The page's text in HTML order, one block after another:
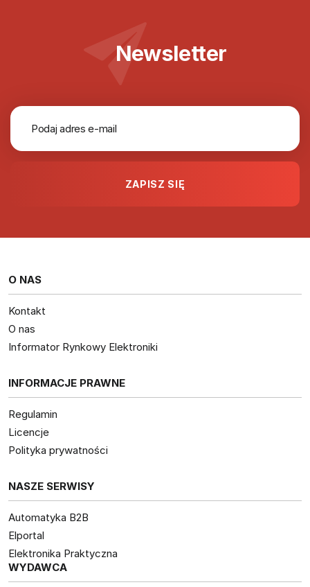
Newsletter
O NAS
Kontakt
O nas
Informator Rynkowy Elektroniki
INFORMACJE PRAWNE
Regulamin
Licencje
Polityka prywatności
NASZE SERWISY
Automatyka B2B
Elportal
Elektronika Praktyczna
WYDAWCA